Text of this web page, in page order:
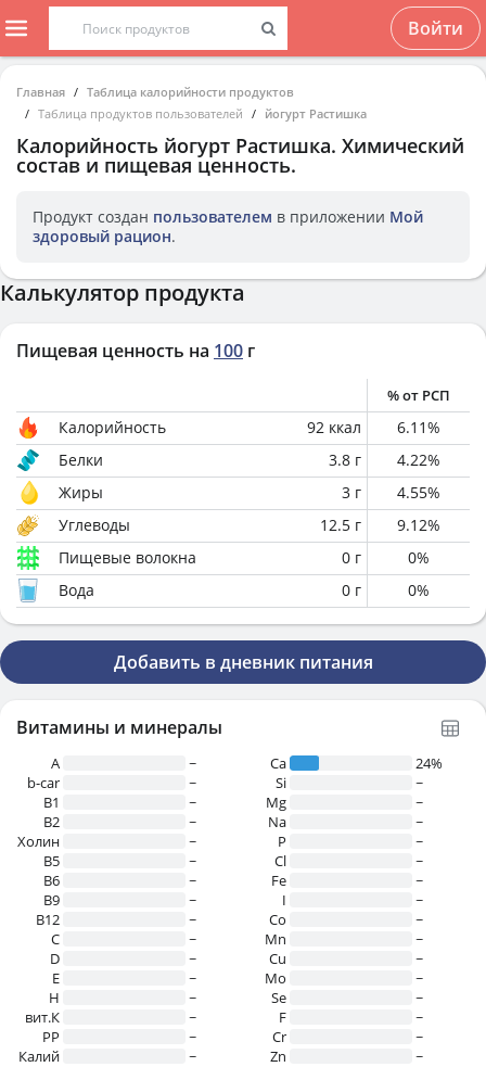
Войти
Главная
Таблица калорийности продуктов
Таблица продуктов пользователей
йогурт Растишка
Калорийность йогурт Растишка. Химический
состав и пищевая ценность.
Продукт создан пользователем в приложении Мой
здоровый рацион.
Калькулятор продукта
Пищевая ценность на 100 г
% от РСП
Калорийность 92 ккал 6.11%
Белки
3.8 г 4.22%
Жиры
3 г 4.55%
Углеводы
12.5 г 9.12%
Пищевые волокна
0 г 0%
Вода
0 г 0%
Добавить в дневник питания
Витамины и минералы
A
~
b-car
~
В1
~
B2
~
Холин
~
B5
~
B6
~
B9
~
B12
~
C
~
D
~
E
~
H
~
вит.К
~
PP
~
Калий
~
Ca
24%
Si
~
Mg
~
Na
~
P
~
Cl
~
Fe
~
I
~
Co
~
Mn
~
Cu
~
Mo
~
Se
~
F
~
Cr
~
Zn
~